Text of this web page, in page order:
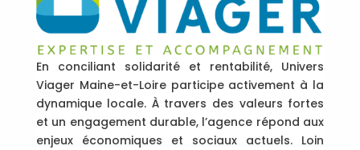
En conciliant solidarité et rentabilité, Univers
Viager Maine-et-Loire participe activement à la
dynamique locale. À travers des valeurs fortes
et un engagement durable, l’agence répond aux
enjeux économiques et sociaux actuels. Loin